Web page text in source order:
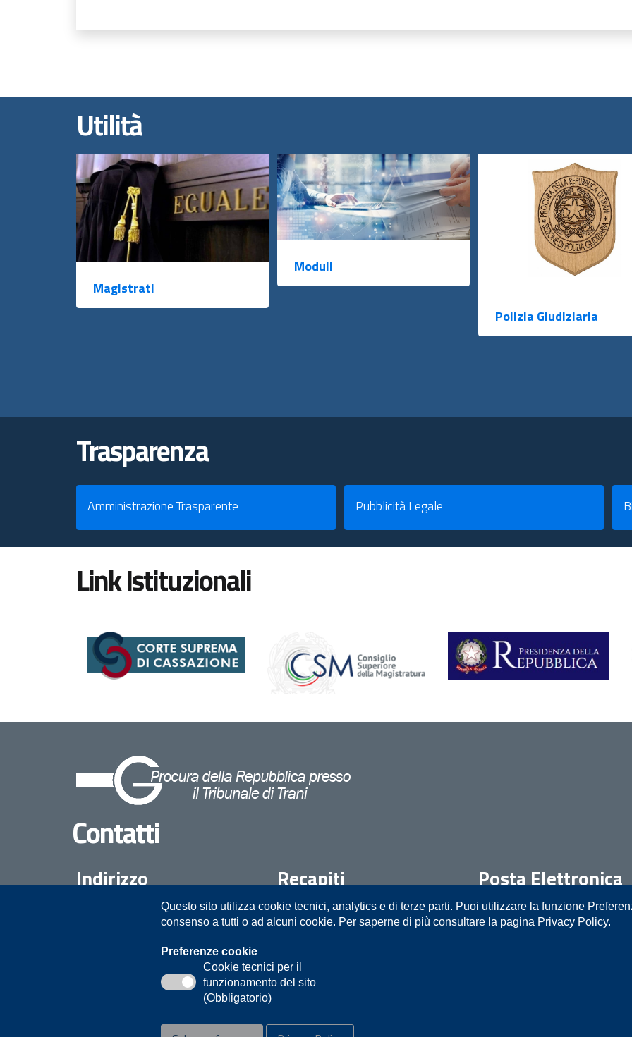
Utilità
Magistrati
Moduli
Polizia Giudiziaria
Trasparenza
Amministrazione Trasparente Pubblicità Legale
Link Istituzionali
Contatti
Indirizzo
Procura della Repubblica presso il
Piazza Duomo 10
Recapiti
0883505111
Posta Elettronica
Questo sito utilizza cookie tecnici, analytics e di terze parti. Puoi utilizzare la funzione
consenso a tutti o ad alcuni cookie. Per saperne di più consultare la pagina Privacy Policy.
Preferenze cookie
Cookie tecnici per il
funzionamento del sito
(Obbligatorio)